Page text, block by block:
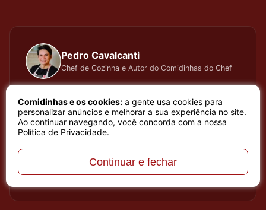
Pedro Cavalcanti
Chef de Cozinha e Autor do Comidinhas do Chef
atenção, testando cada receita que apresento, meu
trabalho é baseado em sentimento de amor e bem
estar que a arte de cozinhar proporciona. Meu nome é
Pedro Cavalcanti e sou Chef de Cozinha e Autor do
melhor site de receitas do Brasil, o site Comidinhas do
Chef.
Comidinhas e os cookies: a gente usa cookies para
personalizar anúncios e melhorar a sua experiência no site.
Ao continuar navegando, você concorda com a nossa
Política de Privacidade.
Continuar e fechar